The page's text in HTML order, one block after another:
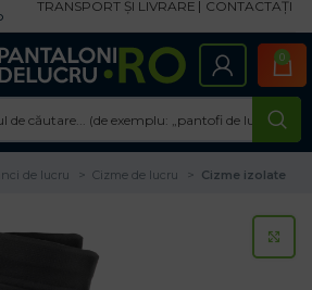
TRANSPORT ȘI LIVRARE CONTACTAȚI
0
de lucru Cizme de lucru Cizme izolate